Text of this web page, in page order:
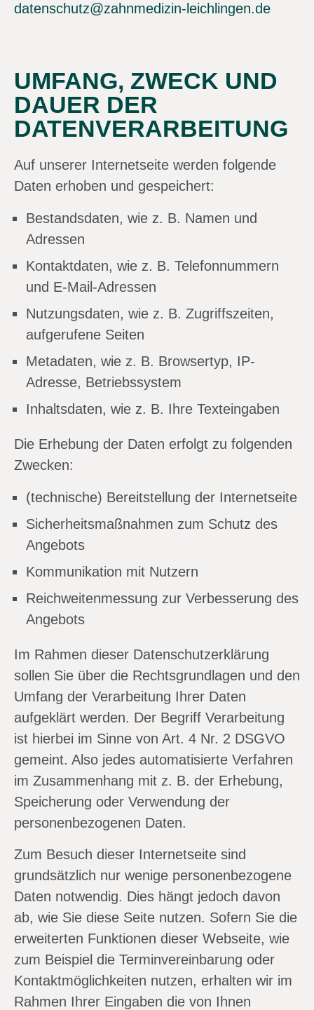
datenschutz@zahnmedizin-leichlingen.de
UMFANG, ZWECK UND
DAUER DER
DATENVERARBEITUNG
Auf unserer Internetseite werden folgende
Daten erhoben und gespeichert:
Bestandsdaten, wie z. B. Namen und
Adressen
Kontaktdaten, wie z. B. Telefonnummern
und E-Mail-Adressen
Nutzungsdaten, wie z. B. Zugriffszeiten,
aufgerufene Seiten
Metadaten, wie z. B. Browsertyp, IP-
Adresse, Betriebssystem
Inhaltsdaten, wie z. B. Ihre Texteingaben
Die Erhebung der Daten erfolgt zu folgenden
Zwecken:
(technische) Bereitstellung der Internetseite
Sicherheitsmaßnahmen zum Schutz des
Angebots
Kommunikation mit Nutzern
Reichweitenmessung zur Verbesserung des
Angebots
Im Rahmen dieser Datenschutzerklärung
sollen Sie über die Rechtsgrundlagen und den
Umfang der Verarbeitung Ihrer Daten
aufgeklärt werden. Der Begriff Verarbeitung
ist hierbei im Sinne von Art. 4 Nr. 2 DSGVO
gemeint. Also jedes automatisierte Verfahren
im Zusammenhang mit z. B. der Erhebung,
Speicherung oder Verwendung der
personenbezogenen Daten.
Zum Besuch dieser Internetseite sind
grundsätzlich nur wenige personenbezogene
Daten notwendig. Dies hängt jedoch davon
ab, wie Sie diese Seite nutzen. Sofern Sie die
erweiterten Funktionen dieser Webseite, wie
zum Beispiel die Terminvereinbarung oder
Kontaktmöglichkeiten nutzen, erhalten wir im
Rahmen Ihrer Eingaben die von Ihnen